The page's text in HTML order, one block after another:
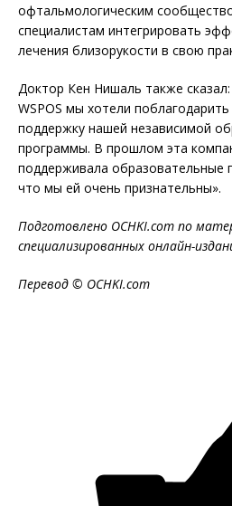
офтальмологическим
специалистам интегрировать
лечения близорукости в свою
Доктор Кен Нишаль также
WSPOS мы хотели
поддержку нашей независимой
программы. В прошлом эта
поддерживала образовательные
что мы ей очень признательны».
Подготовлено OCHKI.com по
специализированных онлайн-
Перевод © OCHKI.com